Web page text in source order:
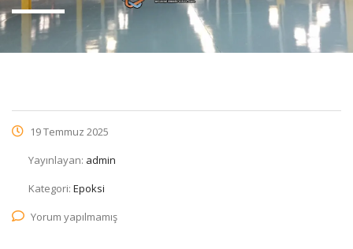
19 Temmuz 2025
Yayınlayan: admin
Kategori: Epoksi
Yorum yapılmamış